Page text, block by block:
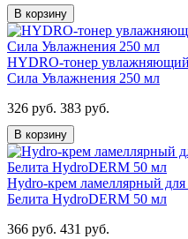
В корзину
HYDRO-тонер
Сила Увлажнения 250 мл
326 руб. 383 руб.
В корзину
Hydro-крем ламеллярный
Белита HydroDERM 50 мл
366 руб. 431 руб.